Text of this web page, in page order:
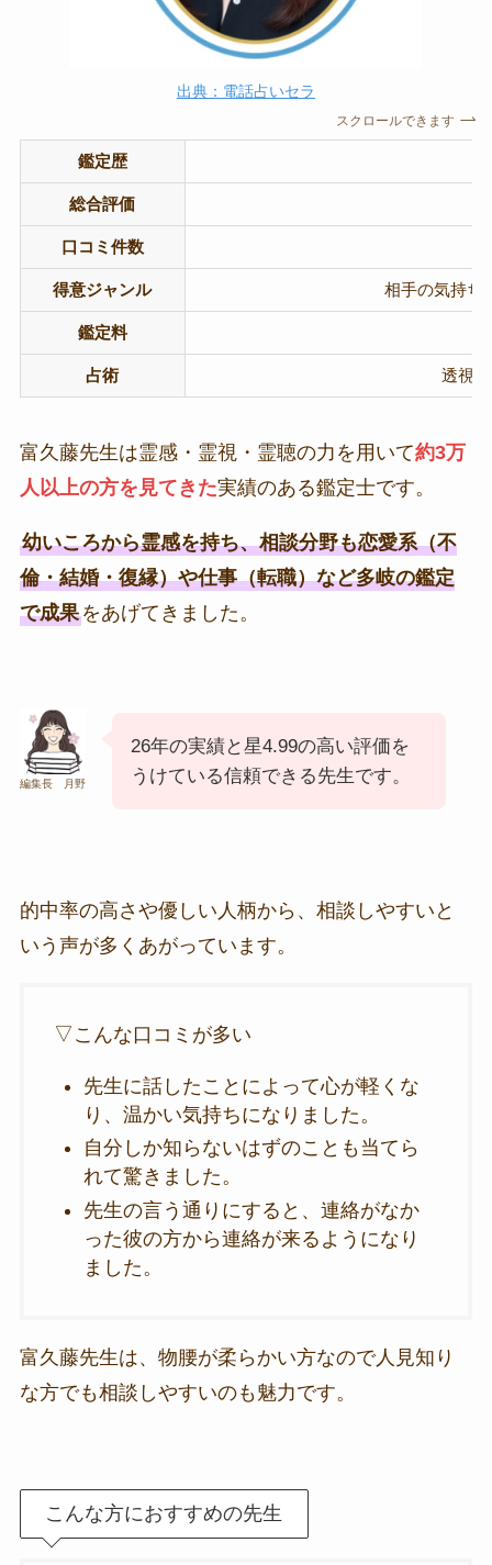
出典：電話占いセラ
スクロールできます
鑑定歴
総合評価
口コミ件数
得意ジャンル 相手の気持ち
鑑定料
占術 透視/
富久藤先生は霊感・霊視・霊聴の力を用いて約3万
人以上の方を見てきた実績のある鑑定士です。
幼いころから霊感を持ち、相談分野も恋愛系（不
倫・結婚・復縁）や仕事（転職）など多岐の鑑定
で成果をあげてきました。
編集長 月野
26年の実績と星4.99の高い評価を
うけている信頼できる先生です。
的中率の高さや優しい人柄から、相談しやすいと
いう声が多くあがっています。
▽こんな口コミが多い
先生に話したことによって心が軽くな
り、温かい気持ちになりました。
自分しか知らないはずのことも当てら
れて驚きました。
先生の言う通りにすると、連絡がなか
った彼の方から連絡が来るようになり
ました。
富久藤先生は、物腰が柔らかい方なので人見知り
な方でも相談しやすいのも魅力です。
こんな方におすすめの先生